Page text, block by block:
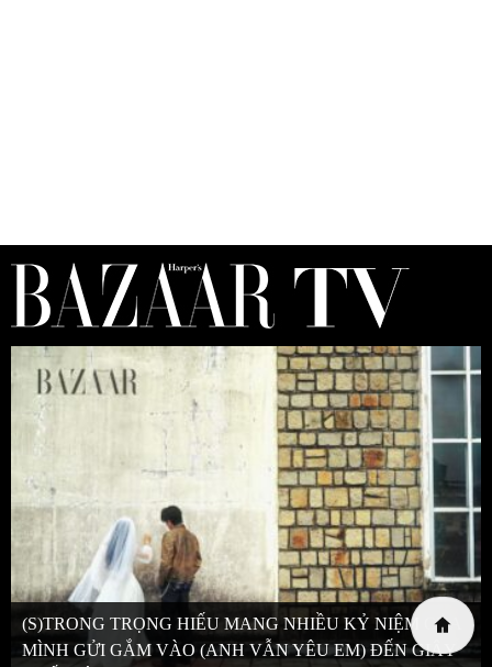
(S)TRONG TRỌNG HIẾU MANG NHIỀU KỶ NIỆM CỦA
MÌNH GỬI GẮM VÀO (ANH VẪN YÊU EM) ĐẾN GIÂY